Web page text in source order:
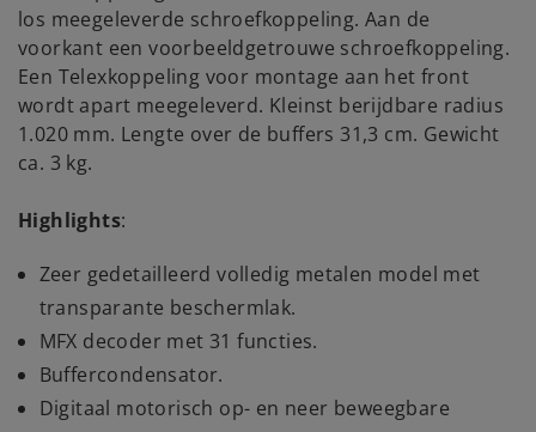
los meegeleverde schroefkoppeling. Aan de
voorkant een voorbeeldgetrouwe schroefkoppeling.
Een Telexkoppeling voor montage aan het front
wordt apart meegeleverd. Kleinst berijdbare radius
1.020 mm. Lengte over de buffers 31,3 cm. Gewicht
ca. 3 kg.
Highlights:
Zeer gedetailleerd volledig metalen model met
transparante beschermlak.
MFX decoder met 31 functies.
Buffercondensator.
Digitaal motorisch op- en neer beweegbare